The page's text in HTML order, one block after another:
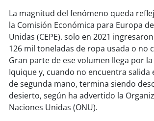
soychillán
soy sancarlos
soytalcahuano
soyconcepción
soycoronel
La magnitud del fenómeno queda
la Comisión Económica para Europa
Unidas (CEPE). solo en 2021
126 mil toneladas de ropa usada o no
Gran parte de ese volumen llega por
Iquique y, cuando no encuentra salida
de segunda mano, termina siendo
desierto, según ha advertido la
Naciones Unidas (ONU).